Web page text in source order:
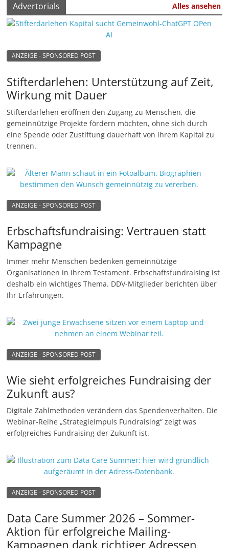
S
p
n
e
n
|
V
e
i
n
|
t
i
f
n
e
n
Advertorials Alles ansehen
ANZEIGE - SPONSORED POST
Stifterdarlehen: Unterstützung auf Zeit,
Wirkung mit Dauer
Stifterdarlehen eröffnen den Zugang zu Menschen, die
gemeinnützige Projekte fördern möchten, ohne sich durch
eine Spende oder Zustiftung dauerhaft von ihrem Kapital zu
trennen.
ANZEIGE - SPONSORED POST
Erbschaftsfundraising: Vertrauen statt
Kampagne
Immer mehr Menschen bedenken gemeinnützige
Organisationen in ihrem Testament. Erbschaftsfundraising ist
deshalb ein wichtiges Thema. DDV-Mitglieder berichten über
Ihr Erfahrungen.
ANZEIGE - SPONSORED POST
Wie sieht erfolgreiches Fundraising der
Zukunft aus?
Digitale Zahlmethoden verändern das Spendenverhalten. Die
Webinar-Reihe „StrategieImpuls Fundraising“ zeigt was
erfolgreiches Fundraising der Zukunft ist.
ANZEIGE - SPONSORED POST
Data Care Summer 2026 – Sommer-
Aktion für erfolgreiche Mailing-
Kampagnen dank richtiger Adressen